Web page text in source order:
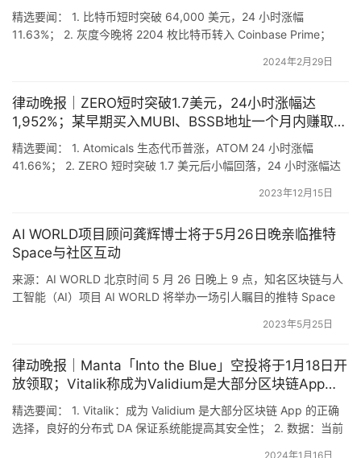
美元
精选要闻： 1. 比特币短时突破 64,000 美元，24 小时涨幅
11.63%； 2. 灰度今晚将 2204 枚比特币转入 Coinbase Prime；
付和提款； 4. 比特币时隔 829 天重返 60,000 美元上方；
2024年2月29日
律动晚报｜ZERO短时突破1.7美元，24小时涨幅达
1,952%；某早期买入MUBI、BSSB地址一个月内赚取超
800%利润
精选要闻： 1. Atomicals 生态代币普涨，ATOM 24 小时涨幅
41.66%； 2. ZERO 短时突破 1.7 美元后小幅回落，24 小时涨幅达
超 800% 利润； 4. Arbitrum 官方推特将于今日 23:30 进行
2023年12月15日
AI WORLD项目顾问龚辉博士将于5月26日晚亲临推特
Space与社区互动
来源：AI WORLD 北京时间 5 月 26 日晚上 9 点，知名区块链与人
工智能（AI）项目 AI WORLD 将举办一场引人瞩目的推特 Space
龚辉博士亲临现场，与社区用户展开精彩的采访和交流。 近期，AI
2023年5月25日
律动晚报｜Manta「Into the Blue」空投将于1月18日开
放领取；Vitalik称成为Validium是大部分区块链App的
正确选择
精选要闻： 1. Vitalik：成为 Validium 是大部分区块链 App 的正确
选择，良好的分布式 DA 保证系统能提高其安全性； 2. 数据：当前
2024年1月16日